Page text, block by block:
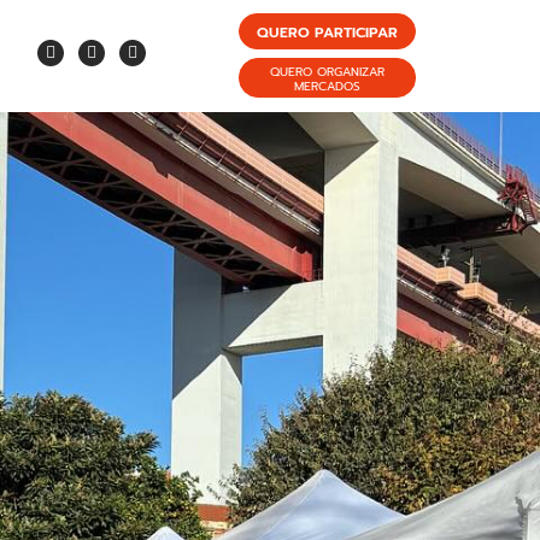
QUERO PARTICIPAR
QUERO ORGANIZAR
MERCADOS